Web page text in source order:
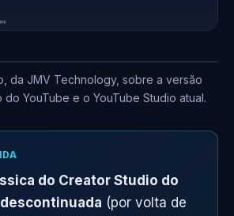
da JMV Technology, sobre a versão
do YouTube e o YouTube Studio atual.
do Creator Studio do
(por volta de